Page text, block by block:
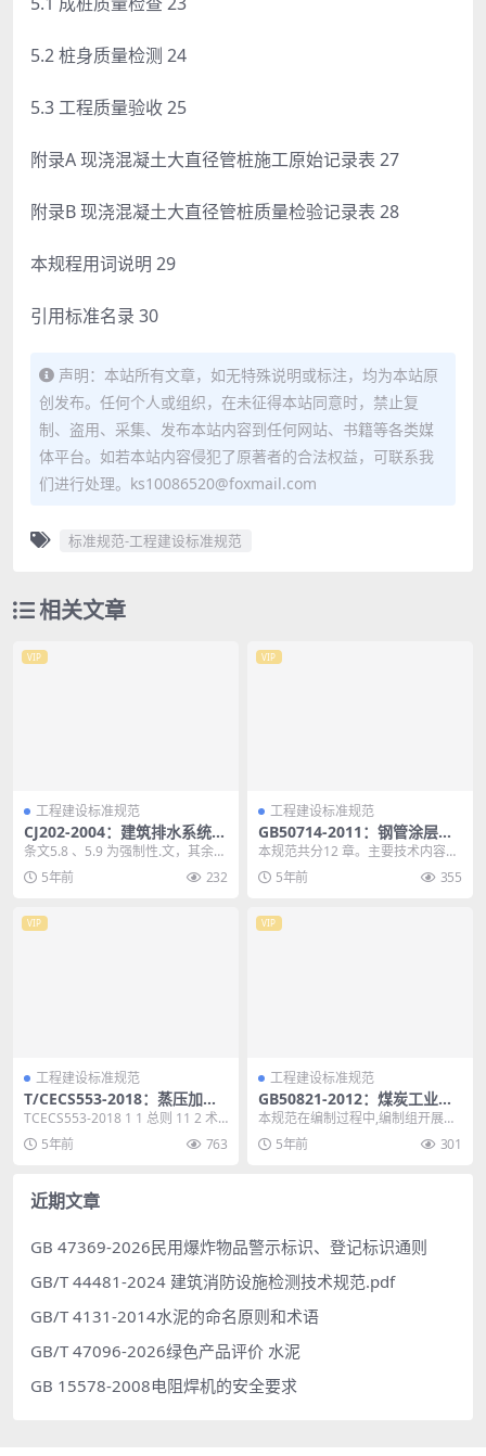
5.2 桩身质量检测 24
5.3 工程质量验收 25
附录A 现浇混凝土大直径管桩施工原始记录表 27
附录B 现浇混凝土大直径管桩质量检验记录表 28
本规程用词说明 29
引用标准名录 30
声明：本站所有文章，如无特殊说明或标注，均为本站原
创发布。任何个人或组织，在未征得本站同意时，禁止复
制、盗用、采集、发布本站内容到任何网站、书籍等各类媒
体平台。如若本站内容侵犯了原著者的合法权益，可联系我
们进行处理。ks10086520@foxmail.com
标准规范-工程建设标准规范
相关文章
VIP
工程建设标准规范
CJ202-2004：建筑排水系统吸
气阀
条文5.8 、5.9 为强制性.文，其余为
推荐性条文。 为提高吸气阀安全的
可靠性...
5年前 232
VIP
工程建设标准规范
GB50714-2011：钢管涂层车
间工艺设计规范
本规范共分12 章。主要技术内容
是：总则，术语，基本规定，原料
的选择及储存，钢管...
5年前 355
VIP
工程建设标准规范
T/CECS553-2018：蒸压加气
混凝土墙板应用技术规程
TCECS553-2018 1 1 总则 11 2 术
语和符号 12 2.1 术...
5年前 763
VIP
工程建设标准规范
GB50821-2012：煤炭工业环
境保护设计规范
本规范在编制过程中,编制组开展了
专题研究,进行了比较广泛的调查和
收集资料,结合国...
5年前 301
近期文章
GB 47369-2026民用爆炸物品警示标识、登记标识通则
GB/T 44481-2024 建筑消防设施检测技术规范.pdf
GB/T 4131-2014水泥的命名原则和术语
GB/T 47096-2026绿色产品评价 水泥
GB 15578-2008电阻焊机的安全要求